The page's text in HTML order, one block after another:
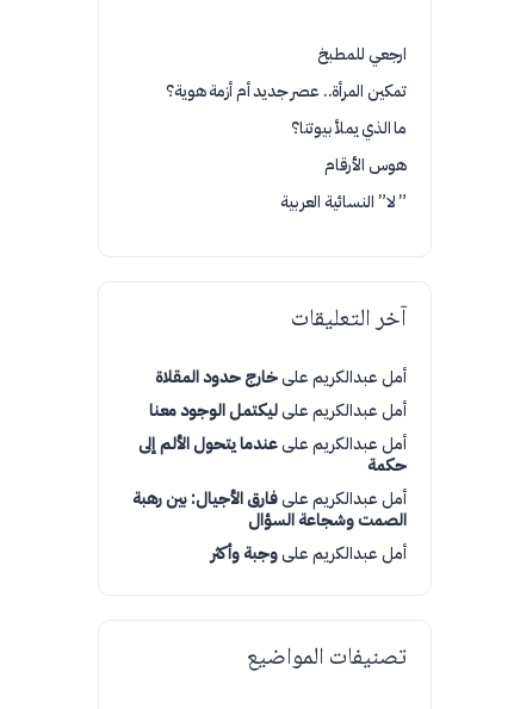
ارجعي للمطبخ
تمكين المرأة.. عصر جديد أم أزمة هوية؟
ما الذي يملأ بيوتنا؟
هوس الأرقام
” لا” النسائية العربية
آخر التعليقات
أمل عبدالكريمعلىخارج حدود المقلاة
أمل عبدالكريمعلىليكتمل الوجود معنا
أمل عبدالكريمعلىعندما يتحول الألم إلى
حكمة
أمل عبدالكريمعلىفارق الأجيال: بين رهبة
الصمت وشجاعة السؤال
أمل عبدالكريمعلىوجبة وأكثر
تصنيفات المواضيع